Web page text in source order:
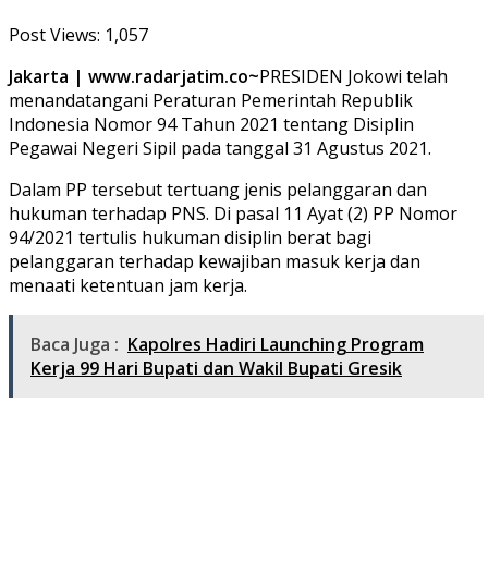
Post Views: 1,057
Jakarta | www.radarjatim.co~PRESIDEN Jokowi telah
menandatangani Peraturan Pemerintah Republik
Indonesia Nomor 94 Tahun 2021 tentang Disiplin
Pegawai Negeri Sipil pada tanggal 31 Agustus 2021.
Dalam PP tersebut tertuang jenis pelanggaran dan
hukuman terhadap PNS. Di pasal 11 Ayat (2) PP Nomor
94/2021 tertulis hukuman disiplin berat bagi
pelanggaran terhadap kewajiban masuk kerja dan
menaati ketentuan jam kerja.
Baca Juga : Kapolres Hadiri Launching Program
Kerja 99 Hari Bupati dan Wakil Bupati Gresik